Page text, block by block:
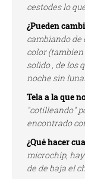
cestodes lo
¿Pueden
cambiando de
color (tambien
solido , de los
noche sin
Tela a la que
"cotilleando"
encontrado
¿Qué hacer
microchip,
de de baja el